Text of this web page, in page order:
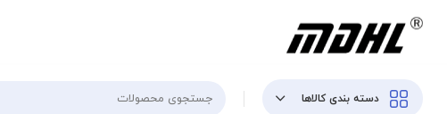
دسته بندی کالاها